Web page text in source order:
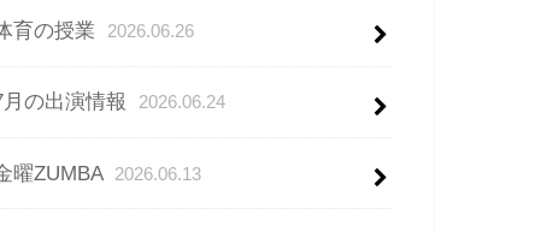
育の授業 2026.06.26
月の出演情報 2026.06.24
曜ZUMBA 2026.06.13